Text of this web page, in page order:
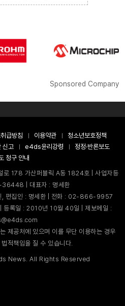
Sponsored Company
급방침 이용약관
청소년보호정책
신고 e4ds윤리강령
정정·반론보도
청구 안내
로 178 가산퍼블릭 A동 1824호 | 사업자등
| 대표자 : 명세환
, 편집인 : 명세환 | 전화 : 02-866-9957
등록일 : 2010년 10월 40일 | 제보메일 :
제공처에 있으며 이를 무단 이용하는 경우
적책임을 질 수 있습니다.
News. All Rights Reserved